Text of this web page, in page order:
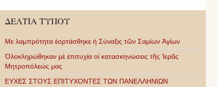
ΔΕΛΤΙΑ ΤΥΠΟΥ
Με λαμπρότητα ἑορτάσθηκε ἡ Σύναξις τῶν Σαμίων Ἁγίων
Ὁλοκληρώθηκαν μὲ ἐπιτυχία οἱ κατασκηνώσεις τῆς Ἱερᾶς
Μητροπόλεώς μας
ΕΥΧΕΣ ΣΤΟΥΣ ΕΠΙΤΥΧΟΝΤΕΣ ΤΩΝ ΠΑΝΕΛΛΗΝΙΩΝ